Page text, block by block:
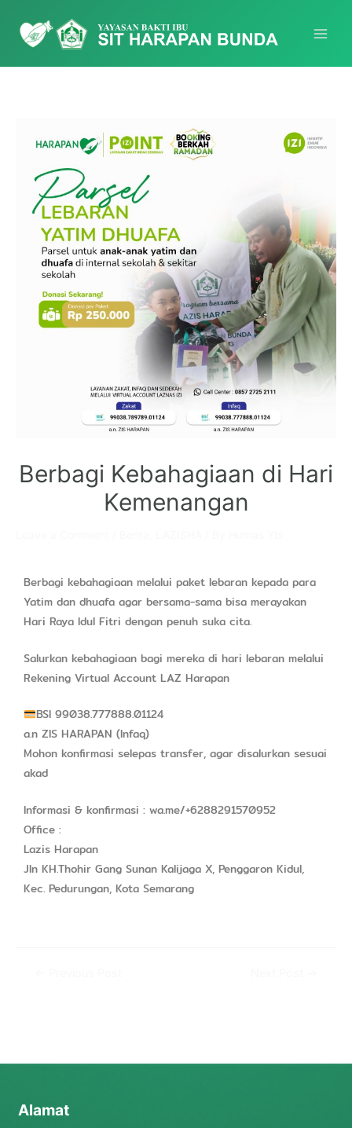
Berbagi Kebahagiaan di Hari
Kemenangan
Berbagi kebahagiaan melalui paket lebaran kepada para
Yatim dan dhuafa agar bersama-sama bisa merayakan
Hari Raya Idul Fitri dengan penuh suka cita.
Salurkan kebahagiaan bagi mereka di hari lebaran melalui
Rekening Virtual Account LAZ Harapan
BSI 99038.777888.01124
a.n ZIS HARAPAN (Infaq)
Mohon konfirmasi selepas transfer, agar disalurkan sesuai
akad
Informasi & konfirmasi : wa.me/+6288291570952
Office :
Lazis Harapan
Jln KH.Thohir Gang Sunan Kalijaga X, Penggaron Kidul,
Kec. Pedurungan, Kota Semarang
Alamat